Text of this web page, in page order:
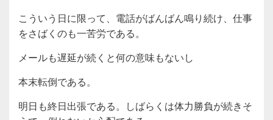
こういう日に限って、電話がばんばん鳴り続け、仕事
をさばくのも一苦労である。
メールも遅延が続くと何の意味もないし
本末転倒である。
明日も終日出張である。しばらくは体力勝負が続きそ